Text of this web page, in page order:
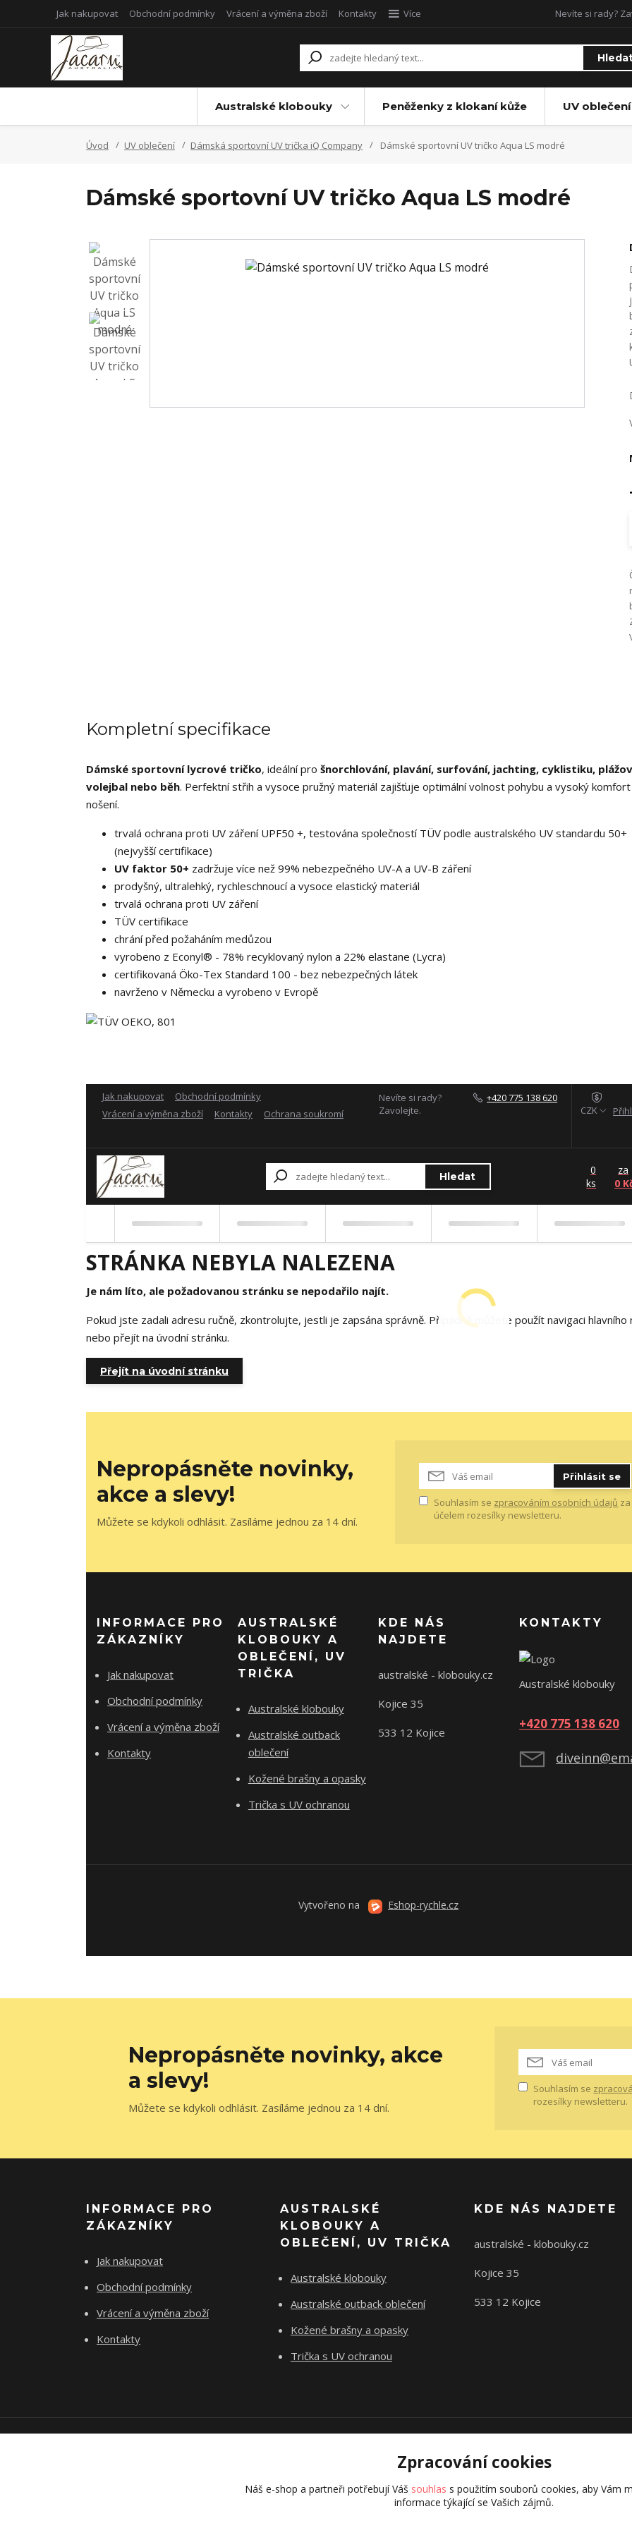
Jak nakupovat Obchodní podmínky Vrácení a výměna zboží Kontakty Více Nevíte si rady?
Australské klobouky Peněženky z klokaní kůže UV oblečení
Úvod UV oblečení Dámská sportovní UV trička iQ Company Dámské sportovní UV tričko Aqua LS modré
Dámské sportovní UV tričko Aqua LS modré
Kompletní specifikace
Dámské sportovní lycrové tričko, ideální pro šnorchlování, plavání, surfování, jachting, cyklistiku,
volejbal nebo běh. Perfektní střih a vysoce pružný materiál zajišťuje optimální volnost pohybu a vysoký
nošení.
trvalá ochrana proti UV záření UPF50 +, testována společností TÜV podle australského UV standardu 50+
(nejvyšší certifikace)
UV faktor 50+ zadržuje více než 99% nebezpečného UV-A a UV-B záření
prodyšný, ultralehký, rychleschnoucí a vysoce elastický materiál
trvalá ochrana proti UV záření
TÜV certifikace
chrání před požaháním medůzou
vyrobeno z Econyl® - 78% recyklovaný nylon a 22% elastane (Lycra)
certifikovaná Öko-Tex Standard 100 - bez nebezpečných látek
navrženo v Německu a vyrobeno v Evropě
Jak nakupovat
Obchodní podmínky
Vrácení a výměna zboží
Kontakty Ochrana soukromí CZK
Hledat
Nevíte si rady?
Zavolejte.
+420 775 138 620
0
ks
za
0
STRÁNKA NEBYLA NALEZENA
Je nám líto, ale požadovanou stránku se nepodařilo najít.
Pokud jste zadali adresu ručně, zkontrolujte, jestli je zapsána správně. Případně můžete použít navigaci hlavního
nebo přejít na úvodní stránku.
Přejít na úvodní stránku
Nepropásněte novinky,
akce a slevy!
Můžete se kdykoli odhlásit. Zasíláme jednou za 14 dní.
Přihlásit se
Souhlasím se zpracováním osobních údajů za
účelem rozesílky newsletteru.
INFORMACE PRO
ZÁKAZNÍKY
Jak nakupovat
Obchodní podmínky
Vrácení a výměna zboží
Kontakty
AUSTRALSKÉ
KLOBOUKY A
OBLEČENÍ, UV
TRIČKA
Australské klobouky
Australské outback
oblečení
Kožené brašny a opasky
Trička s UV ochranou
KDE NÁS
NAJDETE
australské - klobouky.cz
Kojice 35
533 12 Kojice
KONTAKTY
Australské klobouky
+420 775 138 620
Vytvořeno na Eshop-rychle.cz
Zpracování cookies
Náš e-shop a partneři potřebují Váš souhlas s použitím souborů cookies, aby Vám
informace týkající se Vašich zájmů.
Nepropásněte novinky, akce
a slevy!
Můžete se kdykoli odhlásit. Zasíláme jednou za 14 dní.
Souhlasím se
rozesílky newsletteru.
INFORMACE PRO
ZÁKAZNÍKY
Jak nakupovat
Obchodní podmínky
Vrácení a výměna zboží
Kontakty
AUSTRALSKÉ
KLOBOUKY A
OBLEČENÍ, UV TRIČKA
Australské klobouky
Australské outback oblečení
Kožené brašny a opasky
Trička s UV ochranou
KDE NÁS NAJDETE
australské - klobouky.cz
Kojice 35
533 12 Kojice
Vytvořeno na Eshop-rychle.cz
Zpracování cookies
Náš e-shop a partneři potřebují Váš souhlas s použitím souborů cookies, aby Vám
informace týkající se Vašich zájmů.